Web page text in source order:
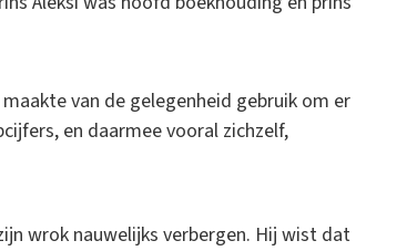
van de gelegenheid gebruik om er
en daarmee vooral zichzelf,
wrok nauwelijks verbergen. Hij wist dat